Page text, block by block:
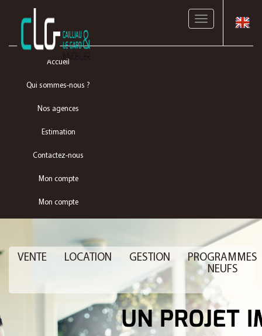
Toggle
Accueil
Qui sommes-nous ?
Nos agences
Estimation
Contactez-nous
Mon compte
Mon compte
VENTE LOCATION GESTION
PROGRAMMES
NEUFS